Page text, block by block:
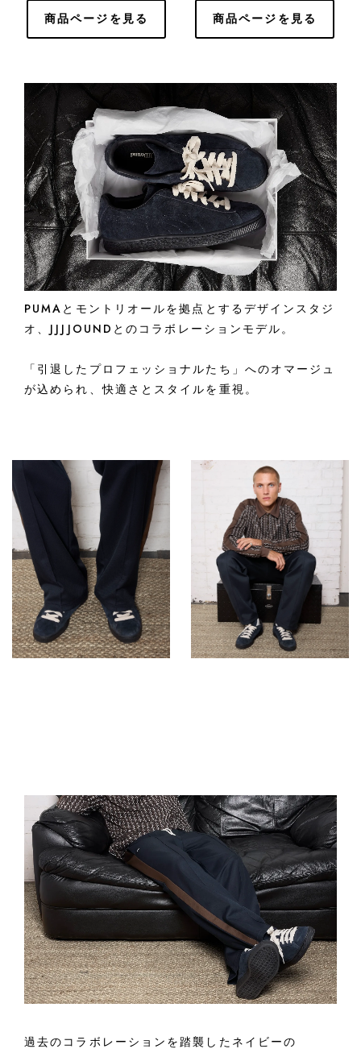
商品ページを見る 商品ページを見る
PUMAとモントリオールを拠点とするデザインスタジ
オ、JJJJOUNDとのコラボレーションモデル。
「引退したプロフェッショナルたち」へのオマージュ
が込められ、快適さとスタイルを重視。
過去のコラボレーションを踏襲したネイビーの